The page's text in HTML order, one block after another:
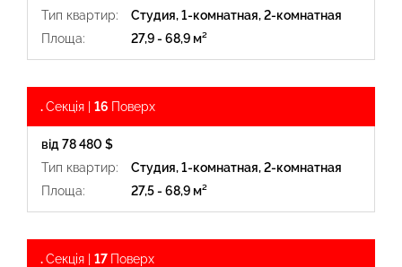
Тип квартир:
Студия, 1-комнатная, 2-комнатная
Площа:
27,9 - 68,9 м²
.Секція | 16 Поверх
від 78 480 $
Тип квартир:
Студия, 1-комнатная, 2-комнатная
Площа:
27,5 - 68,9 м²
.Секція | 17 Поверх